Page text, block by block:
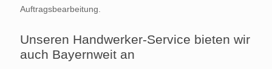
Auftragsbearbeitung.
Unseren Handwerker-Service bieten wir
auch Bayernweit an